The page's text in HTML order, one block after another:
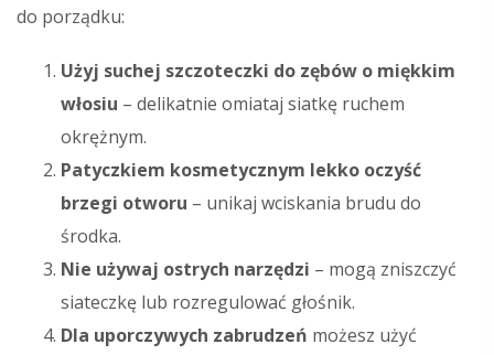
do porządku:
Użyj suchej szczoteczki do zębów o miękkim
włosiu – delikatnie omiataj siatkę ruchem
okrężnym.
Patyczkiem kosmetycznym lekko oczyść
brzegi otworu – unikaj wciskania brudu do
środka.
Nie używaj ostrych narzędzi – mogą zniszczyć
siateczkę lub rozregulować głośnik.
Dla uporczywych zabrudzeń możesz użyć